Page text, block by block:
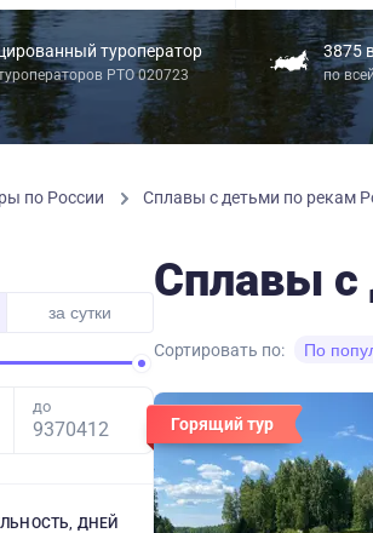
туроператор
РТО 020723
3875
по
по России Сплавы с детьми по рекам
за сутки
до
ДНЕЙ
Сплавы с
Сортировать по: По
Горящий тур